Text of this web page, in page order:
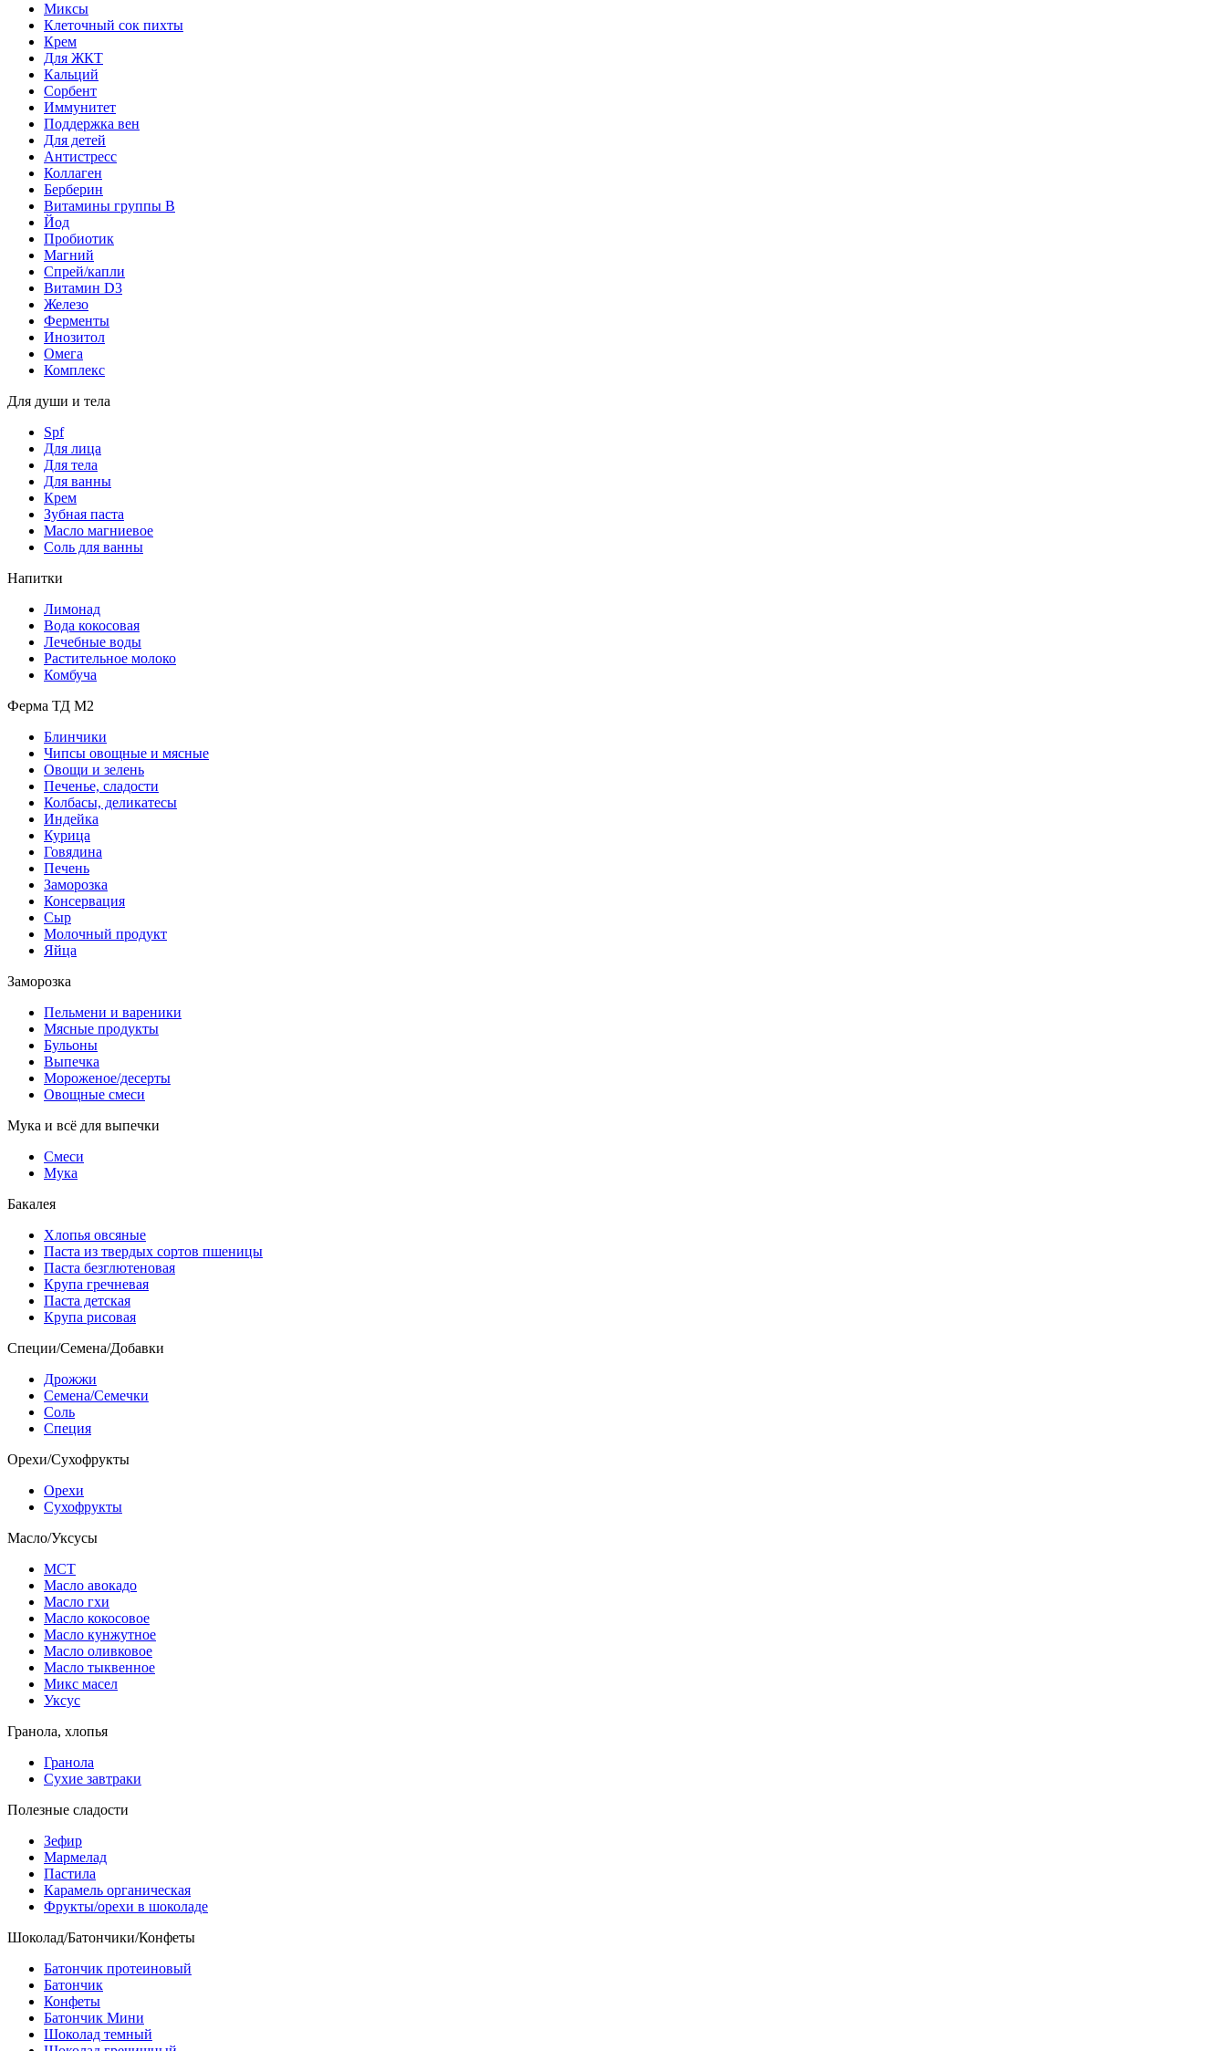
Миксы
Клеточный сок пихты
Крем
Для ЖКТ
Кальций
Сорбент
Иммунитет
Поддержка вен
Для детей
Антистресс
Коллаген
Берберин
Витамины группы B
Йод
Пробиотик
Магний
Спрей/капли
Витамин D3
Железо
Ферменты
Инозитол
Омега
Комплекс
Для души и тела
Spf
Для лица
Для тела
Для ванны
Крем
Зубная паста
Масло магниевое
Соль для ванны
Напитки
Лимонад
Вода кокосовая
Лечебные воды
Растительное молоко
Комбуча
Ферма ТД М2
Блинчики
Чипсы овощные и мясные
Овощи и зелень
Печенье, сладости
Колбасы, деликатесы
Индейка
Курица
Говядина
Печень
Заморозка
Консервация
Сыр
Молочный продукт
Яйца
Заморозка
Пельмени и вареники
Мясные продукты
Бульоны
Выпечка
Мороженое/десерты
Овощные смеси
Мука и всё для выпечки
Смеси
Мука
Бакалея
Хлопья овсяные
Паста из твердых сортов пшеницы
Паста безглютеновая
Крупа гречневая
Паста детская
Крупа рисовая
Специи/Семена/Добавки
Дрожжи
Семена/Семечки
Соль
Специя
Орехи/Сухофрукты
Орехи
Сухофрукты
Масло/Уксусы
МСТ
Масло авокадо
Масло гхи
Масло кокосовое
Масло кунжутное
Масло оливковое
Масло тыквенное
Микс масел
Уксус
Гранола, хлопья
Гранола
Сухие завтраки
Полезные сладости
Зефир
Мармелад
Пастила
Карамель органическая
Фрукты/орехи в шоколаде
Шоколад/Батончики/Конфеты
Батончик протеиновый
Батончик
Конфеты
Батончик Мини
Шоколад темный